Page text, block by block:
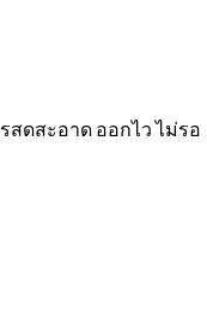
ดสะอาด ออกไว ไม่รอ